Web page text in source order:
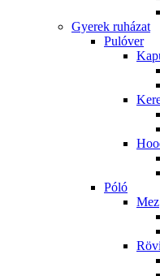
Gyerek ruházat
Pulóver
Póló
Mez